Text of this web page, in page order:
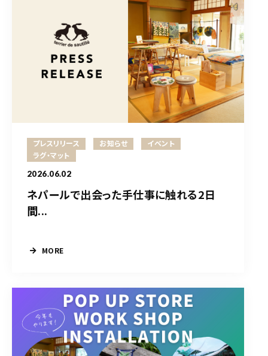
プレスリリース お知らせ
イベント
ラグ・マット
2026.06.02
ネパールで出会った手仕事に触れる2日
間...
MORE